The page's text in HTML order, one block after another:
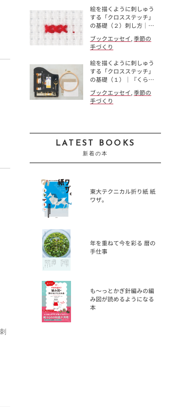
絵を描くように刺しゅう
する「クロスステッチ」
の基礎（２）刺し方｜…
ブックエッセイ
季節の
手づくり
絵を描くように刺しゅう
する「クロスステッチ」
の基礎（１）｜『くら…
ブックエッセイ
季節の
手づくり
LATEST BOOKS
新着の本
東大テクニカル折り紙 紙
ワザ。
年を重ねて今を彩る 暦の
手仕事
も〜っとかぎ針編みの編
み図が読めるようになる
本